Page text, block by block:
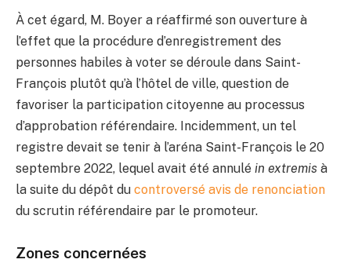
À cet égard, M. Boyer a réaffirmé son ouverture à
l’effet que la procédure d’enregistrement des
personnes habiles à voter se déroule dans Saint-
François plutôt qu’à l’hôtel de ville, question de
favoriser la participation citoyenne au processus
d’approbation référendaire. Incidemment, un tel
registre devait se tenir à l’aréna Saint-François le 20
septembre 2022, lequel avait été annulé in extremis à
la suite du dépôt du controversé avis de renonciation
du scrutin référendaire par le promoteur.
Zones concernées